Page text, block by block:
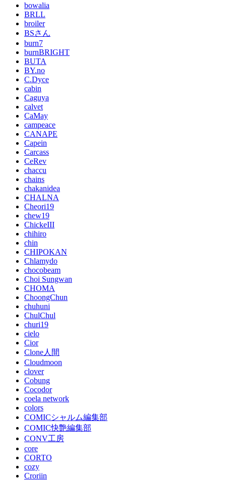
bowalia
BRLL
broiler
BSさん
burn7
burnBRIGHT
BUTA
BY.no
C.Dyce
cabin
Caguya
calvet
CaMay
campeace
CANAPE
Capein
Carcass
CeRev
chaccu
chains
chakanidea
CHALNA
Cheori19
chew19
ChickeIII
chihiro
chin
CHIPOKAN
Chlamydo
chocobeam
Choi Sungwan
CHOMA
ChoongChun
chuhuni
ChulChul
churi19
cielo
Cior
Clone人間
Cloudmoon
clover
Cobung
Cocodor
coela network
colors
COMICシャルム編集部
COMIC快艶編集部
CONV工房
core
CORTO
cozy
Croriin